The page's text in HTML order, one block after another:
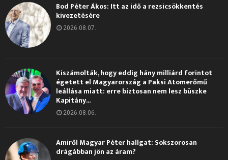
Bod Péter Ákos: Itt az idő a rezsicsökkentés
kivezetésére
2026.08.07.
Kiszámolták, hogy eddig hány milliárd forintot
égetett el Magyarország a Paksi Atomerőmű
leállása miatt: erre biztosan nem lesz büszke
Kapitány...
2026.08.06.
Amiről Magyar Péter hallgat: Sokszorosan
drágábban jön az áram?